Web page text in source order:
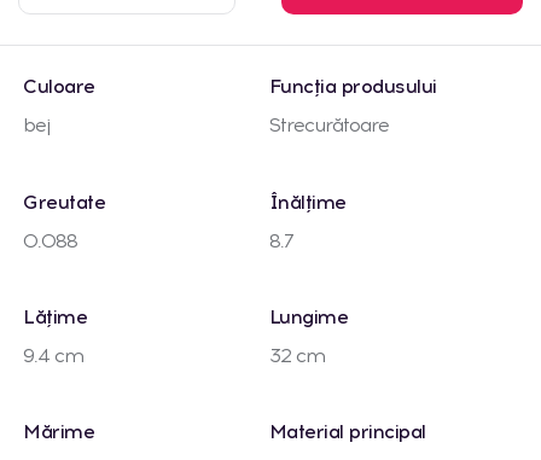
Culoare
bej
Funcția produsului
Strecurătoare
Greutate
0.088
Înălțime
8.7
Lățime
9.4 cm
Lungime
32 cm
Mărime
Material principal